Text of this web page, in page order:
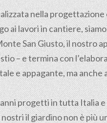
nellaprogettazione
ai lavori in cantiere,
San Giusto, il nostro
– e termina con
e appagante, ma
progetti in tutta Italia
il giardino non è più